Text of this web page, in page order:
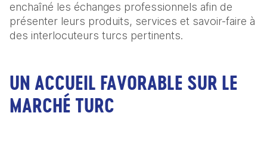
enchaîné les échanges professionnels afin de
présenter leurs produits, services et savoir-faire à
des interlocuteurs turcs pertinents.
UN ACCUEIL FAVORABLE SUR LE
MARCHÉ TURC